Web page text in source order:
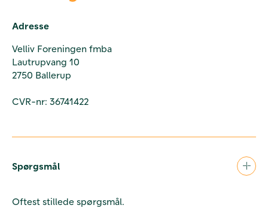
Adresse
Velliv Foreningen fmba
Lautrupvang 10
2750 Ballerup
CVR-nr: 36741422
Spørgsmål
Oftest stillede spørgsmål.